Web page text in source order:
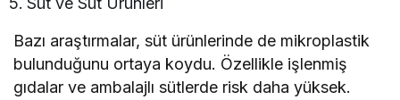
Bazı araştırmalar, süt ürünlerinde de mikroplastik
bulunduğunu ortaya koydu. Özellikle işlenmiş
gıdalar ve ambalajlı sütlerde risk daha yüksek.